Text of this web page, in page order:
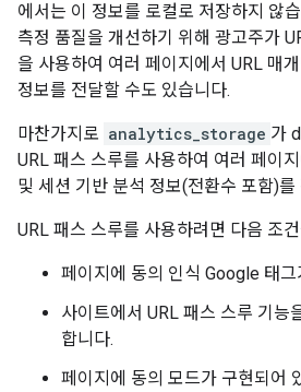
에서는 이 정보를 로컬로 저장하지 않
측정 품질을 개선하기 위해 광고주가
을 사용하여 여러 페이지에서 URL 매
정보를 전달할 수도 있습니다.
마찬가지로 analytics_storage 가
URL 패스 스루를 사용하여 여러 페이
및 세션 기반 분석 정보(전환수 포함)
URL 패스 스루를 사용하려면 다음 조
페이지에 동의 인식 Google 태그
사이트에서 URL 패스 스루 기능
합니다.
페이지에 동의 모드가 구현되어